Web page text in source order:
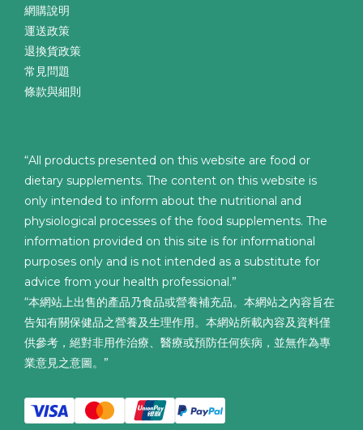
網購說明
運送政策
退換貨政策
常見問題
條款與細則
“All products presented on this website are food or
dietary supplements. The content on this website is
only intended to inform about the nutritional and
physiological processes of the food supplements. The
information provided on this site is for informational
purposes only and is not intended as a substitute for
advice from your health professional.”
“本網站上出售的產品乃食品或營養補充品。本網站之內容旨在
告知有關保健品之營養及生理作用。本網站所載內容及資料僅
供參考，絕對非用作治療、醫療或預防任何疾病，並無作為專
業意見之意圖。”